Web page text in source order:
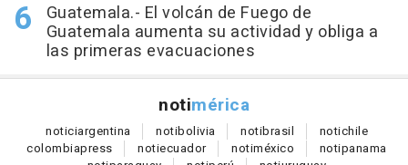
Guatemala.- El volcán de Fuego de
Guatemala aumenta su actividad y obliga a
las primeras evacuaciones
notimérica
noticiargentina notibolivia notibrasil notichile
colombiapress notiecuador notiméxico notipanama